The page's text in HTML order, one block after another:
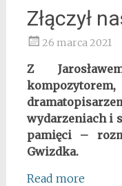
Złączył
26 marca 2021
Z
wydarzeniach i
pamięci –
Gwizdka.
Read more